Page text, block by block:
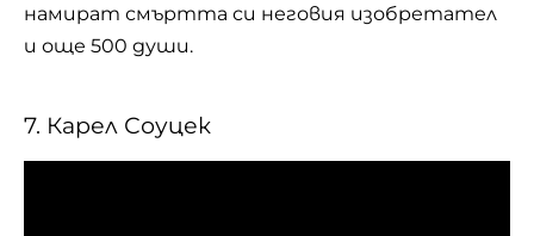
намират смъртта си неговия изобретател
и още 500 души.
7. Карел Соуцек